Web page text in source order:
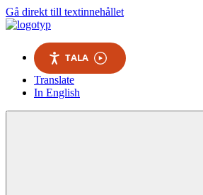
Gå direkt till textinnehållet
TALA
Translate
In English